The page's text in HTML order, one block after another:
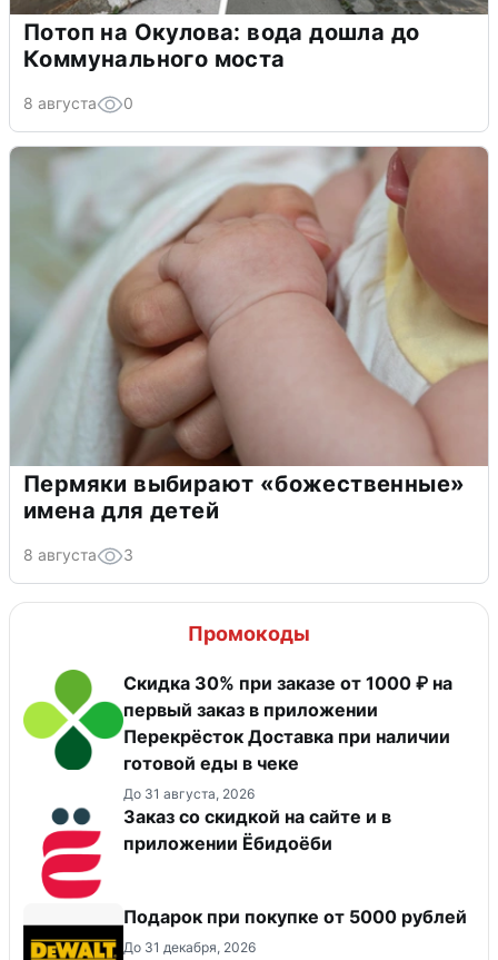
Потоп на Окулова: вода дошла до
Коммунального моста
8 августа 0
Пермяки выбирают «божественные»
имена для детей
8 августа 3
Промокоды
Скидка 30% при заказе от 1000 ₽ на
первый заказ в приложении
Перекрёсток Доставка при наличии
готовой еды в чеке
До 31 августа, 2026
Заказ со скидкой на сайте и в
приложении Ёбидоёби
Подарок при покупке от 5000 рублей
До 31 декабря, 2026